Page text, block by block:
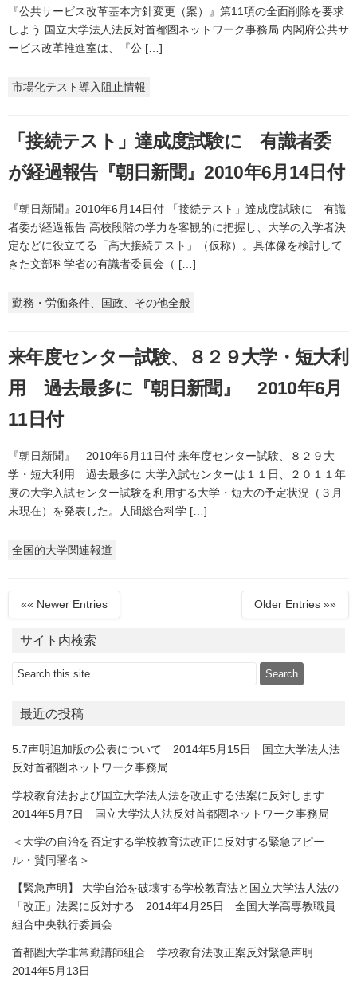
『公共サービス改革基本方針変更（案）』第11項の全面削除を要求
しよう 国立大学法人法反対首都圏ネットワーク事務局 内閣府公共サ
ービス改革推進室は、『公 […]
市場化テスト導入阻止情報
「接続テスト」達成度試験に 有識者委
が経過報告『朝日新聞』2010年6月14日付
『朝日新聞』2010年6月14日付 「接続テスト」達成度試験に 有識
者委が経過報告 高校段階の学力を客観的に把握し、大学の入学者決
定などに役立てる「高大接続テスト」（仮称）。具体像を検討して
きた文部科学省の有識者委員会（ […]
勤務・労働条件、国政、その他全般
来年度センター試験、８２９大学・短大利
用 過去最多に『朝日新聞』 2010年6月
11日付
『朝日新聞』 2010年6月11日付 来年度センター試験、８２９大
学・短大利用 過去最多に 大学入試センターは１１日、２０１１年
度の大学入試センター試験を利用する大学・短大の予定状況（３月
末現在）を発表した。人間総合科学 […]
全国的大学関連報道
«« Newer Entries Older Entries »»
サイト内検索
最近の投稿
5.7声明追加版の公表について 2014年5月15日 国立大学法人法
反対首都圏ネットワーク事務局
学校教育法および国立大学法人法を改正する法案に反対します
2014年5月7日 国立大学法人法反対首都圏ネットワーク事務局
＜大学の自治を否定する学校教育法改正に反対する緊急アピー
ル・賛同署名＞
【緊急声明】 大学自治を破壊する学校教育法と国立大学法人法の
「改正」法案に反対する 2014年4月25日 全国大学高専教職員
組合中央執行委員会
首都圏大学非常勤講師組合 学校教育法改正案反対緊急声明
2014年5月13日